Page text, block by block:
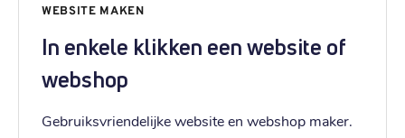
WEBSITE MAKEN
In enkele klikken een website of
webshop
Gebruiksvriendelijke website en webshop maker.